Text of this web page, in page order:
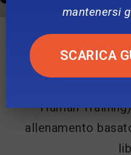
FIGC (Federazione
docente,
Human
allenamento
mantenersi
SCARICA